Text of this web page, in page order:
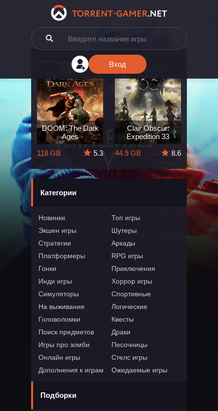
Вход
The
5.7
DOOM: The Dark
Ages
118 GB
5.3
Clair Obscur:
Expedition 33
44.9 GB
8.6
164 GB
Категории
Новинки
Топ игры
Экшен игры
Шутеры
Стратегии
Аркады
Платформеры
RPG игры
Гонки
Приключения
Инди игры
Хоррор игры
Симуляторы
Спортивные
На выживание
Логические
Головоломки
Квесты
Поиск предметов
Драки
Игры про зомби
Песочницы
Онлайн игры
Стелс игры
Дополнения к играм
Ожидаемые игры
Подборки